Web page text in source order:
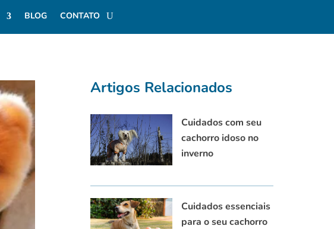
BLOG CONTATO
Artigos Relacionados
Cuidados com seu
cachorro idoso no
inverno
Cuidados essenciais
para o seu cachorro